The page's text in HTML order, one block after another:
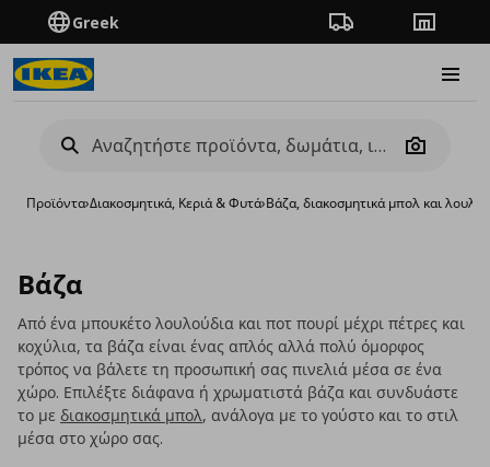
Greek Πορεία παραγγελίας
Camera
Προϊόντα›Διακοσμητικά, Κεριά & Φυτά›Βάζα, διακοσμητικά μπολ και
Βάζα
Από ένα μπουκέτο λουλούδια και ποτ πουρί μέχρι πέτρες και
κοχύλια, τα βάζα είναι ένας απλός αλλά πολύ όμορφος
τρόπος να βάλετε τη προσωπική σας πινελιά μέσα σε ένα
χώρο. Επιλέξτε διάφανα ή χρωματιστά βάζα και συνδυάστε
το με διακοσμητικά μπολ, ανάλογα με το γούστο και το στιλ
μέσα στο χώρο σας.